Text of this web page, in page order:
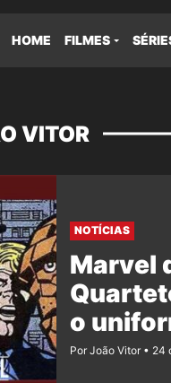
HOME FILMES
VITOR
NOTÍCIAS
Marvel
o
Por João Vitor 24